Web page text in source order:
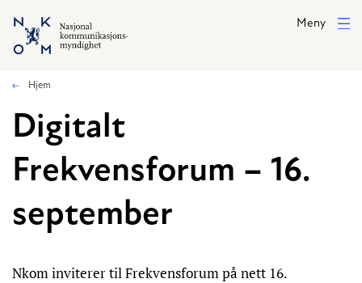
Hopp til hovedinnhold
Meny
Hjem
Digitalt
Frekvensforum – 16.
september
Nkom inviterer til Frekvensforum på nett 16.